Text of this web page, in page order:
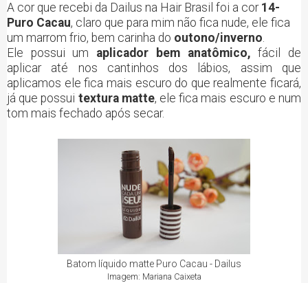
A cor que recebi da Dailus na Hair Brasil foi a cor 14-
Puro Cacau, claro que para mim não fica nude, ele fica
um marrom frio, bem carinha do outono/inverno.
Ele possui um aplicador bem anatômico, fácil de
aplicar até nos cantinhos dos lábios, assim que
aplicamos ele fica mais escuro do que realmente ficará,
já que possui textura matte, ele fica mais escuro e num
tom mais fechado após secar.
Batom líquido matte Puro Cacau - Dailus
Imagem: Mariana Caixeta